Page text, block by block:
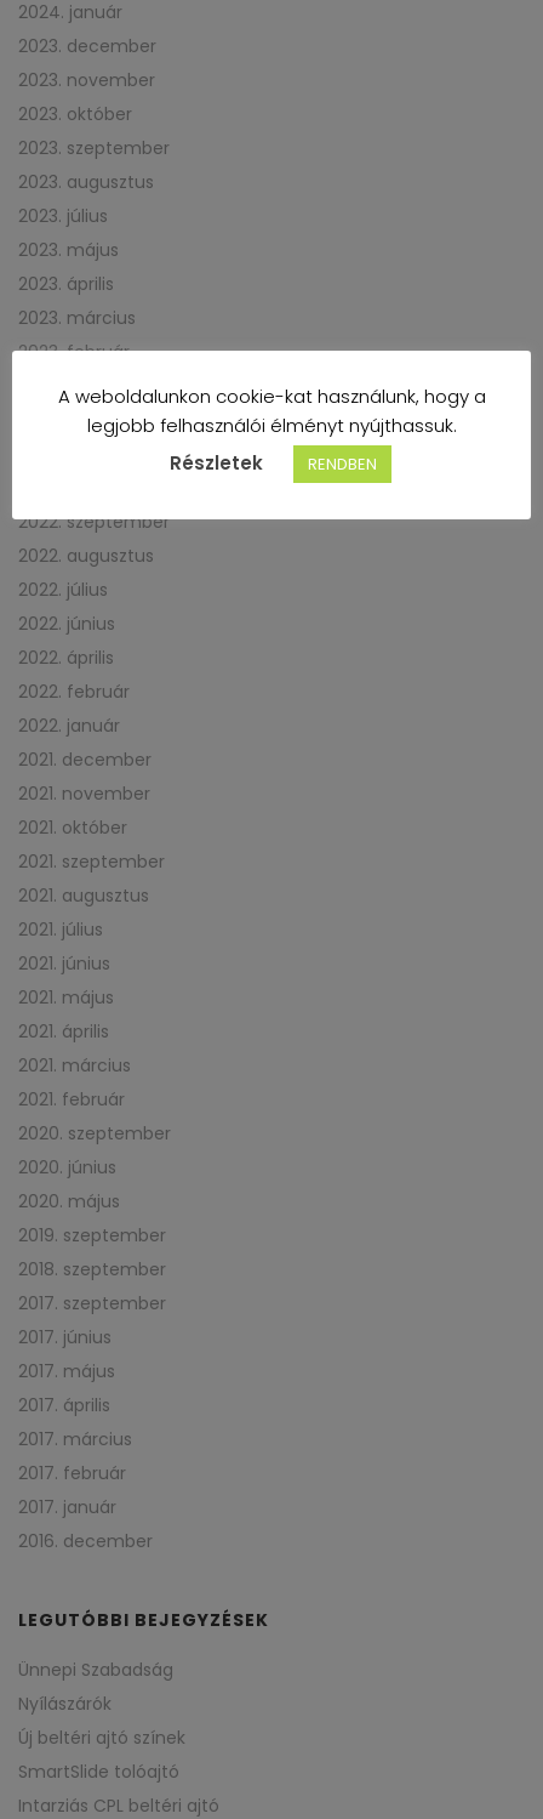
2024. január
2023. december
2023. november
2023. október
2023. szeptember
2023. augusztus
2023. július
2023. május
2023. április
2023. március
2023. február
2023. január
2022. december
2022. szeptember
2022. augusztus
2022. július
2022. június
2022. április
2022. február
2022. január
2021. december
2021. november
2021. október
2021. szeptember
2021. augusztus
2021. július
2021. június
2021. május
2021. április
2021. március
2021. február
2020. szeptember
2020. június
2020. május
2019. szeptember
2018. szeptember
2017. szeptember
2017. június
2017. május
2017. április
2017. március
2017. február
2017. január
2016. december
LEGUTÓBBI BEJEGYZÉSEK
Ünnepi Szabadság
Nyílászárók
Új beltéri ajtó színek
SmartSlide tolóajtó
Intarziás CPL beltéri ajtó
A weboldalunkon cookie-kat használunk, hogy a
legjobb felhasználói élményt nyújthassuk.
Részletek
RENDBEN